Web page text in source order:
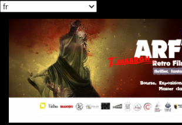
au
contenu
principal
Select
your